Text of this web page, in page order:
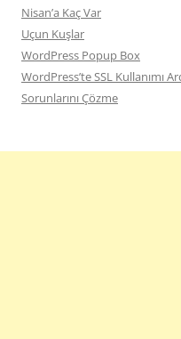
Nisan’a Kaç Var
Uçun Kuşlar
WordPress Popup Box
WordPress’te SSL Kullanımı
Sorunlarını Çözme